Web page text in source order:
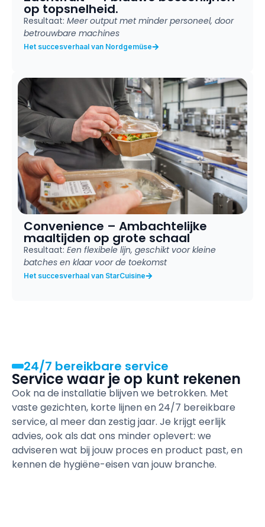
op topsnelheid.
Resultaat: Meer output met minder personeel, door
betrouwbare machines
Het succesverhaal van Nordgemüse
Convenience – Ambachtelijke
maaltijden op grote schaal
Resultaat: Een flexibele lijn, geschikt voor kleine
batches en klaar voor de toekomst
Het succesverhaal van StarCuisine
24/7 bereikbare service
Service waar je op kunt rekenen
Ook na de installatie blijven we betrokken. Met
vaste gezichten, korte lijnen en 24/7 bereikbare
service, al meer dan zestig jaar. Je krijgt eerlijk
advies, ook als dat ons minder oplevert: we
adviseren wat bij jouw proces en product past, en
kennen de hygiëne-eisen van jouw branche.